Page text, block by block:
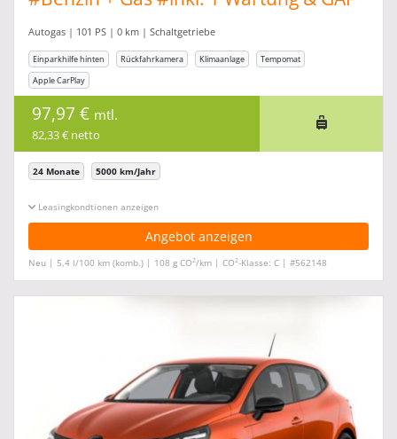
Autogas | 101 PS | 0 km | Schaltgetriebe
Einparkhilfe hinten Rückfahrkamera Klimaanlage
Tempomat
Apple CarPlay
97,97 € mtl.
82,33 € netto
24 Monate 5000 km/Jahr
Leasingkonditionen ein-/ausblenden
Angebot anzeigen
Neu | 5,4 l/100 km (komb.) | 108 g CO2/km | CO2-Klasse: C | #562148